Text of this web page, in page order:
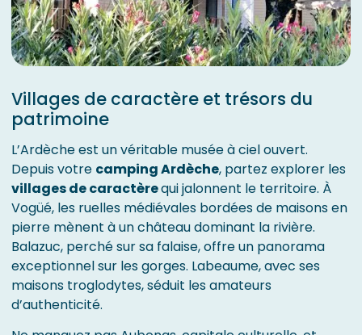
Villages de caractère et trésors du
patrimoine
L’Ardèche est un véritable musée à ciel ouvert.
Depuis votre camping Ardèche, partez explorer les
villages de caractèrequi jalonnent le territoire. À
Vogüé, les ruelles médiévales bordées de maisons en
pierre mènent à un château dominant la rivière.
Balazuc, perché sur sa falaise, offre un panorama
exceptionnel sur les gorges. Labeaume, avec ses
maisons troglodytes, séduit les amateurs
d’authenticité.